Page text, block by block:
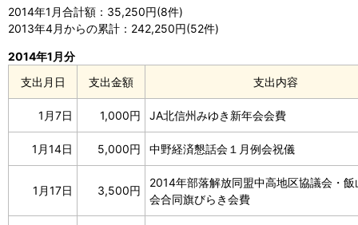
2014年1月合計額：35,250円(8件)
2013年4月からの累計：242,250円(52件)
支出月日 支出金額 支出内容
2014年1月分
1月7日 1,000円 JA北信州みゆき新年会会費
1月14日 5,000円 中野経済懇話会１月例会祝儀
1月17日 3,500円
2014年部落解放同盟中高地区協議会・飯
会合同旗びらき会費